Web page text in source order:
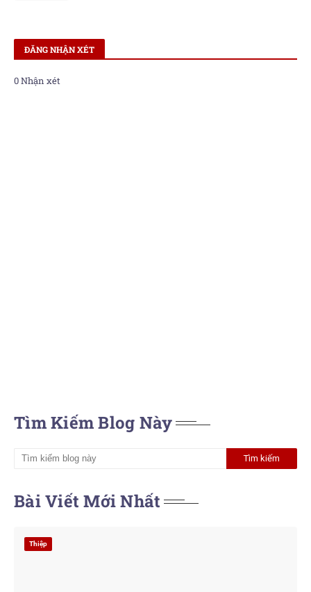
ĐĂNG NHẬN XÉT
0 Nhận xét
Tìm Kiếm Blog Này
Bài Viết Mới Nhất
Thiệp